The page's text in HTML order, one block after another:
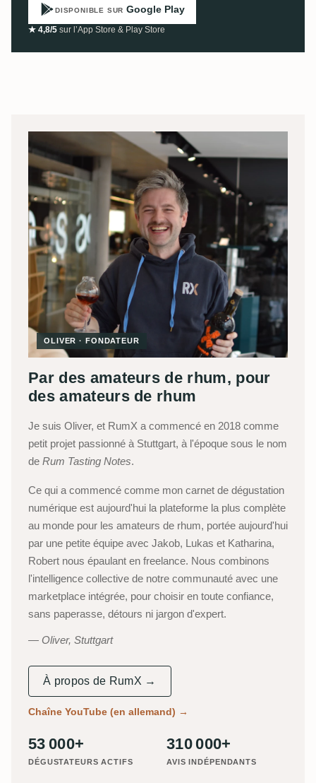
DISPONIBLE SUR Google Play
★ 4,8/5 sur l’App Store & Play Store
OLIVER · FONDATEUR
Par des amateurs de rhum, pour
des amateurs de rhum
Je suis Oliver, et RumX a commencé en 2018 comme
petit projet passionné à Stuttgart, à l'époque sous le nom
de Rum Tasting Notes.
Ce qui a commencé comme mon carnet de dégustation
numérique est aujourd'hui la plateforme la plus complète
au monde pour les amateurs de rhum, portée aujourd'hui
par une petite équipe avec Jakob, Lukas et Katharina,
Robert nous épaulant en freelance. Nous combinons
l'intelligence collective de notre communauté avec une
marketplace intégrée, pour choisir en toute confiance,
sans paperasse, détours ni jargon d'expert.
Oliver, Stuttgart
À propos de RumX →
Chaîne YouTube (en allemand) →
53 000+
DÉGUSTATEURS ACTIFS
310 000+
AVIS INDÉPENDANTS